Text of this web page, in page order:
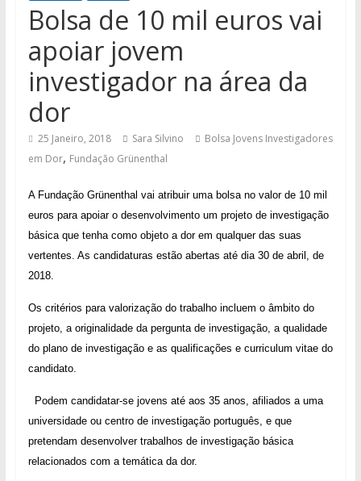
Bolsa de 10 mil euros vai
apoiar jovem
investigador na área da
dor
25 Janeiro, 2018 Sara Silvino
Bolsa Jovens Investigadores
em Dor, Fundação Grünenthal
A Fundação Grünenthal vai atribuir uma bolsa no valor de 10 mil
euros para apoiar o desenvolvimento um projeto de investigação
básica que tenha como objeto a dor em qualquer das suas
vertentes. As candidaturas estão abertas até dia 30 de abril, de
2018.
Os critérios para valorização do trabalho incluem o âmbito do
projeto, a originalidade da pergunta de investigação, a qualidade
do plano de investigação e as qualificações e curriculum vitae do
candidato.
Podem candidatar-se jovens até aos 35 anos, afiliados a uma
universidade ou centro de investigação português, e que
pretendam desenvolver trabalhos de investigação básica
relacionados com a temática da dor.